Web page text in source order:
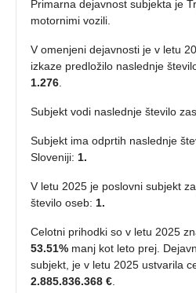
Primarna dejavnost subjekta je
motornimi vozili.
V omenjeni dejavnosti je v letu
izkaze predložilo naslednje
1.276
Subjekt vodi naslednje število
Subjekt ima odprtih naslednje
Sloveniji: 1.
V letu 2025 je poslovni subjekt
število oseb: 1.
Celotni prihodki so v letu 2025
53.51% manj kot leto prej.
subjekt, je v letu 2025 ustvarila
2.885.836.368 €